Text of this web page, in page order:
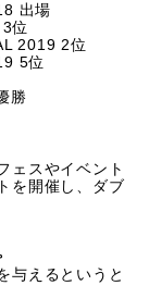
出場
位
2019 2位
5位
勝
ェスやイベント
を開催し、ダブ
与えるというと